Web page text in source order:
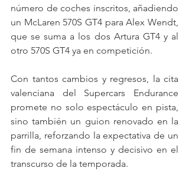
número de coches inscritos, añadiendo
un McLaren 570S GT4 para Alex Wendt,
que se suma a los dos Artura GT4 y al
otro 570S GT4 ya en competición.
Con tantos cambios y regresos, la cita
valenciana del Supercars Endurance
promete no solo espectáculo en pista,
sino también un guion renovado en la
parrilla, reforzando la expectativa de un
fin de semana intenso y decisivo en el
transcurso de la temporada.